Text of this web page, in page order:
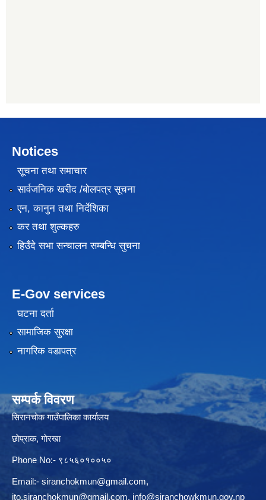
Notices
सूचना तथा समाचार
सार्वजनिक खरीद /बोलपत्र सूचना
एन, कानुन तथा निर्देशिका
कर तथा शुल्कहरु
हिउँदे सभा सन्चालन सम्बन्धि सुचना
E-Gov services
घटना दर्ता
सामाजिक सुरक्षा
नागरिक वडापत्र
सम्पर्क विवरण
सिरानचोक गाउँपालिका कार्यालय
छाेप्राक, गाेरखा
Phone No:- ९८५६०१००५०
Email:- siranchokmun@gmail.com,
ito.siranchokmun@gmail.com, info@siranchowkmun.gov.np